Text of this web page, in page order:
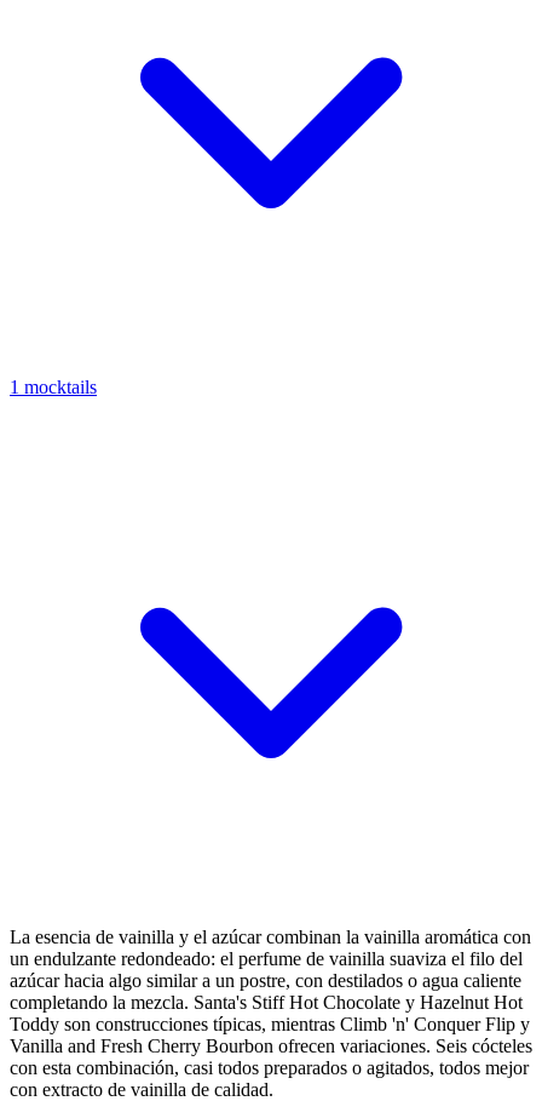
1 mocktails
La esencia de vainilla y el azúcar combinan la vainilla aromática con
un endulzante redondeado: el perfume de vainilla suaviza el filo del
azúcar hacia algo similar a un postre, con destilados o agua caliente
completando la mezcla. Santa's Stiff Hot Chocolate y Hazelnut Hot
Toddy son construcciones típicas, mientras Climb 'n' Conquer Flip y
Vanilla and Fresh Cherry Bourbon ofrecen variaciones. Seis cócteles
con esta combinación, casi todos preparados o agitados, todos mejor
con extracto de vainilla de calidad.